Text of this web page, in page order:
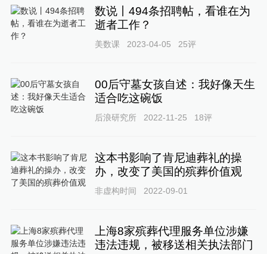
数说丨494条招聘帖，看谁在为
逝者工作？
美数课 2023-04-05 25评
00后守墓女孩自述：我好像天生
适合吃这碗饭
后浪研究所 2022-11-25 18评
这本书影响了肯尼迪葬礼的操
办，改变了美国的殡葬价值观
非虚构时间 2022-09-01
上海8家殡葬代理服务单位涉嫌
违法违规，被移送相关执法部门